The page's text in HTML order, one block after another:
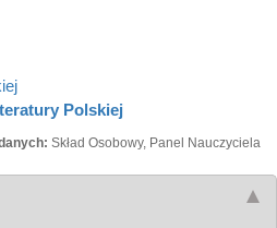
Polskiej
Skład Osobowy, Panel Nauczyciela